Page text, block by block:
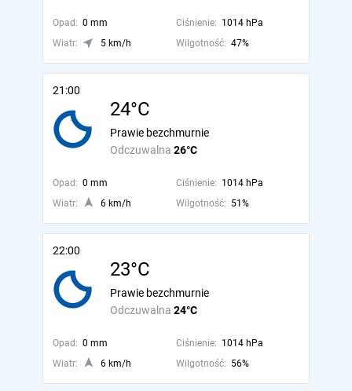
Opad: 0 mm Ciśnienie: 1014 hPa
Wiatr:
5 km/h Wilgotność: 47%
21:00
24°C
Odczuwalna 26°C
Prawie bezchmurnie
Opad: 0 mm Ciśnienie: 1014 hPa
Wiatr:
6 km/h Wilgotność: 51%
22:00
23°C
Odczuwalna 24°C
Prawie bezchmurnie
Opad: 0 mm Ciśnienie: 1014 hPa
Wiatr:
6 km/h Wilgotność: 56%